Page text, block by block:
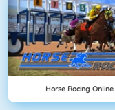
Horse Racing Online